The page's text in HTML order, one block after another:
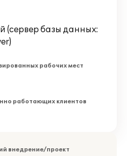
(сервер базы данных:
рабочих мест
работающих клиентов
внедрение/проект